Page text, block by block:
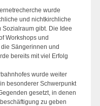
wurde
und nichtkirchliche
gibt. Die Idee
Workshops und
Sängerinnen und
bereits mit viel Erfolg
wurde weiter
besonderer Schwerpunkt
gesetzt, in denen
zu geben